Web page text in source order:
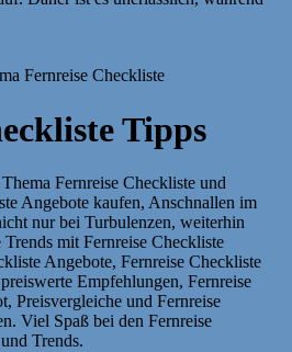
Fernreise Checkliste
Tipps
Fernreise Checkliste und
Angebote kaufen, Anschnallen im
nur bei Turbulenzen, weiterhin
mit Fernreise Checkliste
Angebote, Fernreise Checkliste
Empfehlungen, Fernreise
Preisvergleiche und Fernreise
Viel Spaß bei den Fernreise
Trends.